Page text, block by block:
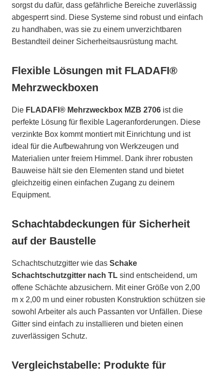
sorgst du dafür, dass gefährliche Bereiche zuverlässig
abgesperrt sind. Diese Systeme sind robust und einfach
zu handhaben, was sie zu einem unverzichtbaren
Bestandteil deiner Sicherheitsausrüstung macht.
Flexible Lösungen mit FLADAFI®
Mehrzweckboxen
Die FLADAFI® Mehrzweckbox MZB 2706 ist die
perfekte Lösung für flexible Lageranforderungen. Diese
verzinkte Box kommt montiert mit Einrichtung und ist
ideal für die Aufbewahrung von Werkzeugen und
Materialien unter freiem Himmel. Dank ihrer robusten
Bauweise hält sie den Elementen stand und bietet
gleichzeitig einen einfachen Zugang zu deinem
Equipment.
Schachtabdeckungen für Sicherheit
auf der Baustelle
Schachtschutzgitter wie das Schake
Schachtschutzgitter nach TL sind entscheidend, um
offene Schächte abzusichern. Mit einer Größe von 2,00
m x 2,00 m und einer robusten Konstruktion schützen sie
sowohl Arbeiter als auch Passanten vor Unfällen. Diese
Gitter sind einfach zu installieren und bieten einen
zuverlässigen Schutz.
Vergleichstabelle: Produkte für